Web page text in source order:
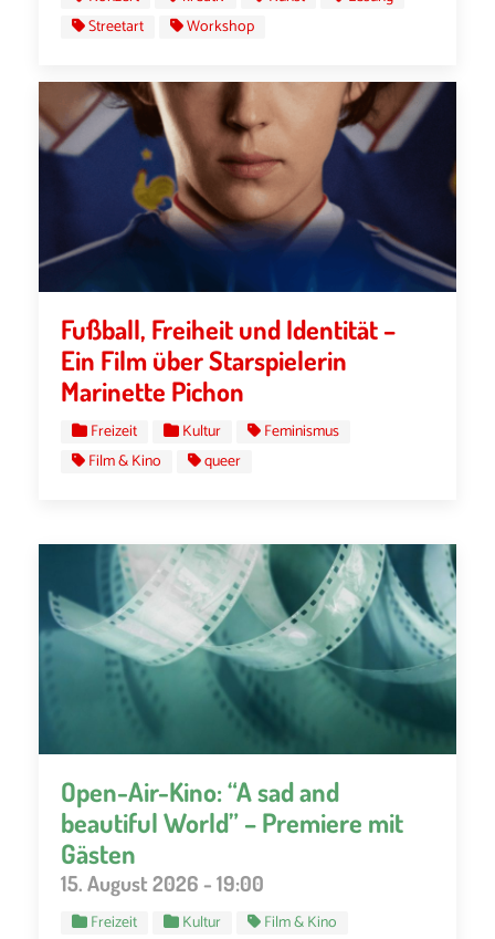
Streetart
Workshop
Fußball, Freiheit und Identität –
Ein Film über Starspielerin
Marinette Pichon
Freizeit Kultur
Feminismus
Film & Kino
queer
Open-Air-Kino: “A sad and
beautiful World” – Premiere mit
Gästen
15. August 2026 - 19:00
Freizeit Kultur
Film & Kino